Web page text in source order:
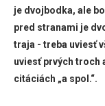
je dvojbodka, ale
pred stranami je
traja - treba uviesť
uviesť prvých troch
citáciách „a spol.“.